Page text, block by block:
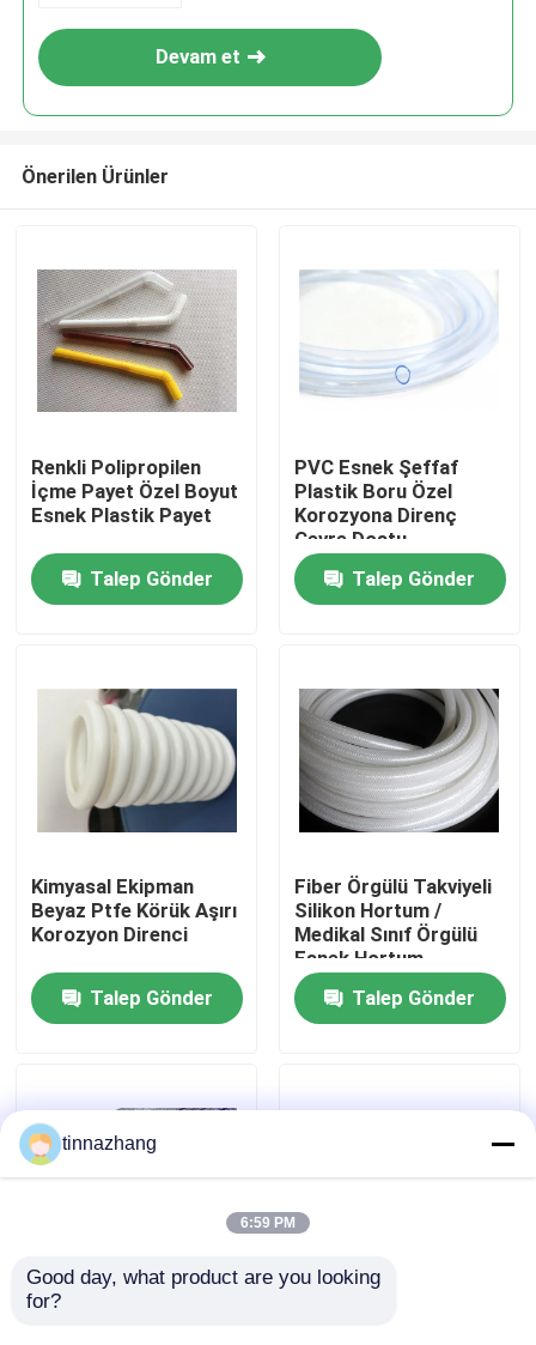
Ürün:% s
Hakkımızda
Fabrika turu
Kalite kontrol
Bizimle iletişime geçin
Bir teklif isteği
Kauçuk yağ keçesi
Devam et
Önerilen Ürünler
Renkli Polipropilen
İçme Payet Özel Boyut
Esnek Plastik Payet
Talep Gönder
PVC Esnek Şeffaf
Plastik Boru Özel
Korozyona Direnç
Çevre Dostu
Talep Gönder
Kimyasal Ekipman
Beyaz Ptfe Körük Aşırı
Korozyon Direnci
Talep Gönder
Fiber Örgülü Takviyeli
Silikon Hortum /
Medikal Sınıf Örgülü
Esnek Hortum
Talep Gönder
Yüksek Basınçlı PVC
tinnazhang
6:59 PM
Good day, what product are you looking
for?